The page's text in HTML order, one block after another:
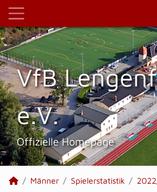
VfB
e.V.
Offizielle Homepage
Männer Spielerstatistik